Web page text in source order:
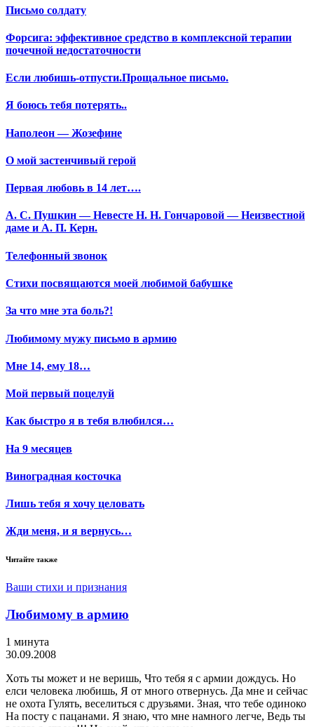
Письмо солдату
Форсига: эффективное средство в комплексной терапии
почечной недостаточности
Если любишь-отпусти.Прощальное письмо.
Я боюсь тебя потерять..
Наполеон — Жозефине
О мой застенчивый герой
Первая любовь в 14 лет….
А. С. Пушкин — Невесте Н. Н. Гончаровой — Неизвестной
даме и А. П. Керн.
Телефонный звонок
Стихи посвящаются моей любимой бабушке
За что мне эта боль?!
Любимому мужу письмо в армию
Мне 14, ему 18…
Мой первый поцелуй
Как быстро я в тебя влюбился…
На 9 месяцев
Виноградная косточка
Лишь тебя я хочу целовать
Жди меня, и я вернусь…
Читайте также
Ваши стихи и признания
Любимому в армию
1 минута
30.09.2008
Хоть ты может и не веришь, Что тебя я с армии дождусь. Но
елси человека любишь, Я от много отвернусь. Да мне и сейчас
не охота Гулять, веселиться с друзьями. Зная, что тебе одиноко
На посту с пацанами. Я знаю, что мне намного легче, Ведь ты